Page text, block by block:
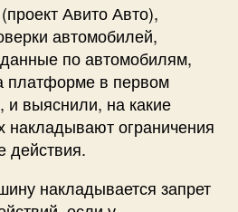
Авито Авто),
автомобилей,
по автомобилям,
платформе в первом
и выяснили, на какие
накладывают ограничения
действия.
накладывается запрет